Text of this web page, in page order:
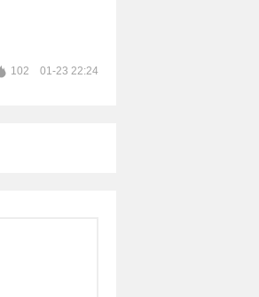
102 01-23 22:24